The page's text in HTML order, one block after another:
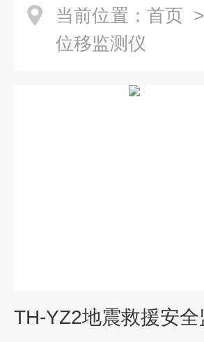
当前位置： 首页 >
位移监测仪